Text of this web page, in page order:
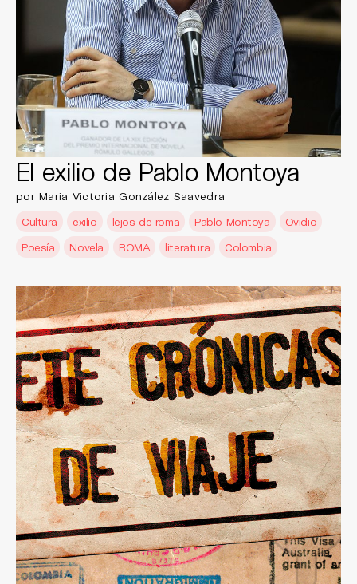
El exilio de Pablo Montoya
por Maria Victoria González Saavedra
Cultura
exilio lejos de roma Pablo Montoya
Ovidio
Poesía
Novela ROMA literatura Colombia